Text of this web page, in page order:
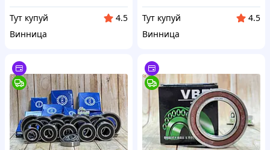
Тут купуй
4.5
Винница
Тут купуй
4.5
Винница